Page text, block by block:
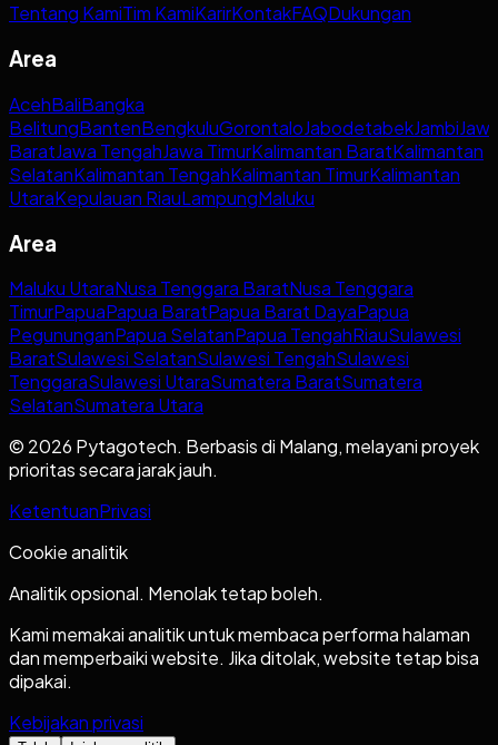
Tentang KamiTim KamiKarirKontakFAQDukungan
Area
AcehBaliBangka
BelitungBantenBengkuluGorontaloJabodetabekJambi
BaratJawa TengahJawa TimurKalimantan BaratKalimantan
SelatanKalimantan TengahKalimantan TimurKalimantan
UtaraKepulauan RiauLampungMaluku
Area
Maluku UtaraNusa Tenggara BaratNusa Tenggara
TimurPapuaPapua BaratPapua Barat DayaPapua
PegununganPapua SelatanPapua TengahRiauSulawesi
BaratSulawesi SelatanSulawesi TengahSulawesi
TenggaraSulawesi UtaraSumatera BaratSumatera
SelatanSumatera Utara
© 2026 Pytagotech. Berbasis di Malang, melayani proyek
prioritas secara jarak jauh.
KetentuanPrivasi
Cookie analitik
Analitik opsional. Menolak tetap boleh.
Kami memakai analitik untuk membaca performa halaman
dan memperbaiki website. Jika ditolak, website tetap bisa
dipakai.
Kebijakan privasi